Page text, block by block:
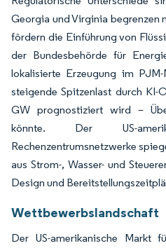
Georgia und Virginia begrenzen
fördern die Einführung von
der Bundesbehörde für
lokalisierte Erzeugung im
steigende Spitzenlast durch KI-
GW prognostiziert wird –
könnte. Der US-
Rechenzentrumsnetzwerke
aus Strom-, Wasser- und
Design und
Wettbewerbslandschaft
Der US-amerikanische Markt